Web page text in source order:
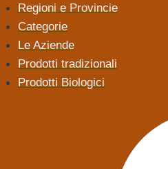
Regioni e Provincie
Categorie
Le Aziende
Prodotti tradizionali
Prodotti Biologici